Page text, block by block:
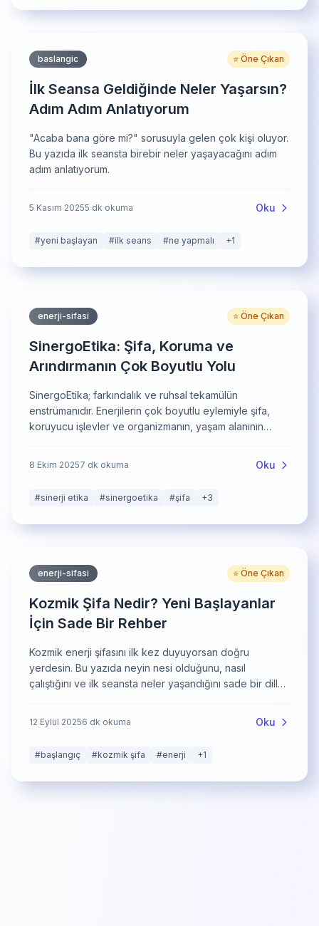
baslangic ⭐ Öne Çıkan
İlk Seansa Geldiğinde Neler Yaşarsın?
Adım Adım Anlatıyorum
"Acaba bana göre mi?" sorusuyla gelen çok kişi oluyor.
Bu yazıda ilk seansta birebir neler yaşayacağını adım
adım anlatıyorum.
5 Kasım 20255 dk okuma Oku
#yeni başlayan #ilk seans #ne yapmalı +1
enerji-sifasi ⭐ Öne Çıkan
SinergoEtika: Şifa, Koruma ve
Arındırmanın Çok Boyutlu Yolu
SinergoEtika; farkındalık ve ruhsal tekamülün
enstrümanıdır. Enerjilerin çok boyutlu eylemiyle şifa,
koruyucu işlevler ve organizmanın, yaşam alanının
8 Ekim 20257 dk okuma Oku
#sinerji etika #sinergoetika #şifa +3
enerji-sifasi ⭐ Öne Çıkan
Kozmik Şifa Nedir? Yeni Başlayanlar
İçin Sade Bir Rehber
Kozmik enerji şifasını ilk kez duyuyorsan doğru
yerdesin. Bu yazıda neyin nesi olduğunu, nasıl
çalıştığını ve ilk seansta neler yaşandığını sade bir dille
12 Eylül 20256 dk okuma Oku
#başlangıç #kozmik şifa #enerji +1